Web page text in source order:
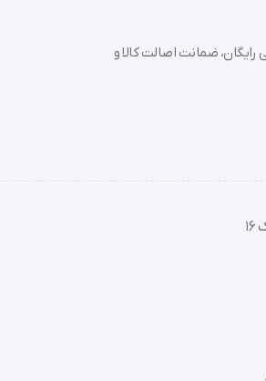
از 7000 کالای اصل، مشاوره تخصصی رایگان، ضمانت اصالت کالا و